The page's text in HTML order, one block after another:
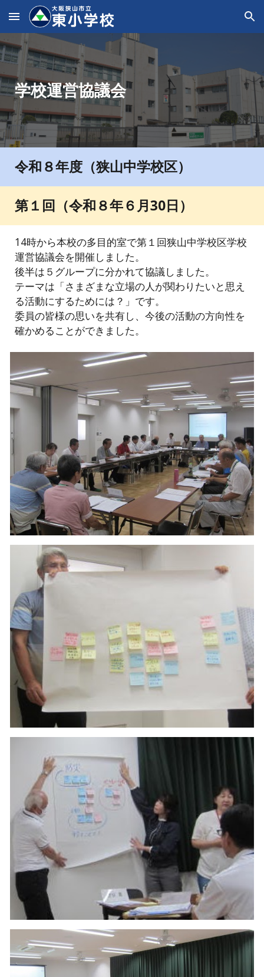
Skip to main content Skip to navigation
学校運営協議会
令和８年度（狭山中学校区）
第１回（令和８年６月30日）
14時から本校の多目的室で第１回狭山中学校区学校
運営協議会を開催しました。
後半は ５ グループに分かれて協議しました。
テーマは 「さまざまな立場の人が関わりたいと思え
る活動にするためには？」です。
委員の皆様の思いを共有し、今後の活動の方向性を
確かめることができました。